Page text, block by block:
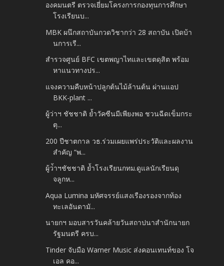
องคมนตรี ตรวจเยี่ยมโครงการกองทุนการศึกษา
โรงเรียนบ...
MBK ผนึกสถาบันกวดวิชากว่า 28 สถาบัน เปิดบ้า
นการเรี...
สำรวจศูนย์ BFC เขตพญาไทและเขตดุสิต พร้อม
หาแนวทางปร...
แจงความคืบหน้าปลูกต้นไม้ล้านต้น ผ่านแอป
BKK-plant ...
ผู้ว่าฯ ชัชชาติ ย้ำวัคซีนมีเพียงพอ ชวนฉีดเข็มกระ
ตุ...
200 ปีชาตกาล วธ.ร่วมเผยแพร่ประวัติและผลงาน
สำคัญ “พ...
ผู้ว่้าฯชัชชาติ ย้ำโรงเรียนกทม.ดูแลนักเรียนดุ
จลูกห...
Aqua Lumina มหัศจรรย์แสงเรืองรองจากท้อง
ทะเลอันดามั...
นายกฯ มอบสารวันคล้ายวันสถาปนาสำนักนายก
รัฐมนตรี ครบ...
Tinder จับมือ Warner Music ส่งคอนเทนท์ของ โจ
เอล คอ...